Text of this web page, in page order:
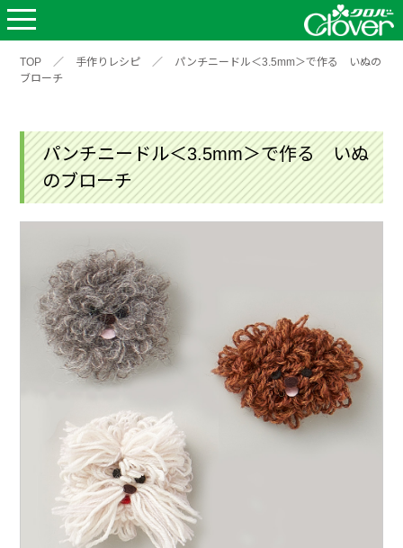
TOP ／ 手作りレシピ ／
パンチニードル＜3.5mm＞で作る いぬの
ブローチ
パンチニードル＜3.5mm＞で作る いぬ
のブローチ